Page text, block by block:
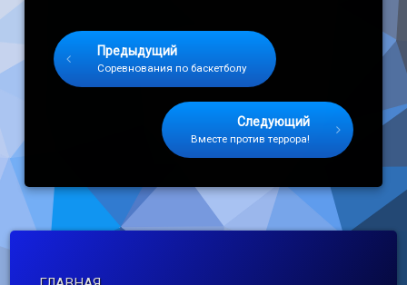
Предыдущий
Соревнования по баскетболу
Следующий
Вместе против террора!